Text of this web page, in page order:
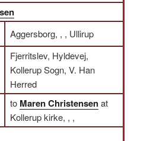
Aggersborg, , , Ullirup
Fjerritslev, Hyldevej,
Kollerup Sogn, V. Han
Herred
to Maren Christensenat
Kollerup kirke, , ,